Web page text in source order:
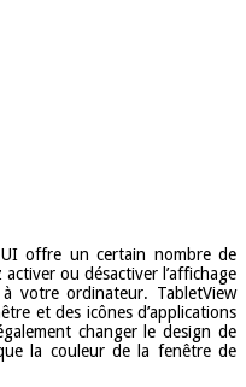
offre un certain nombre de
ou désactiver l’affichage
votre ordinateur. TabletView
et des icônes d’applications
changer le design de
la couleur de la fenêtre de